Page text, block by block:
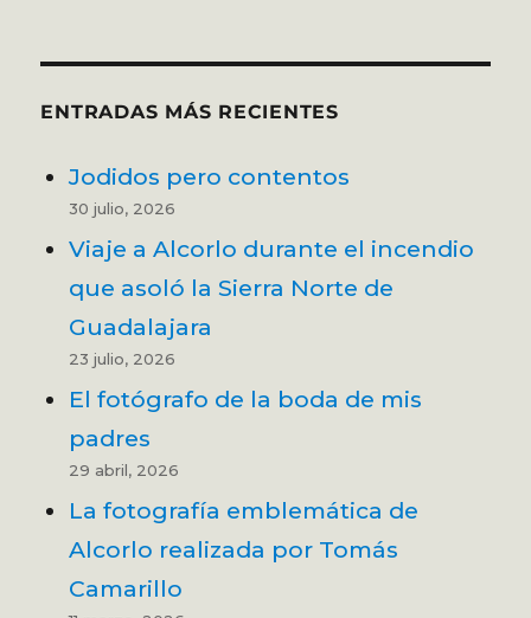
ENTRADAS MÁS RECIENTES
Jodidos pero contentos
30 julio, 2026
Viaje a Alcorlo durante el incendio
que asoló la Sierra Norte de
Guadalajara
23 julio, 2026
El fotógrafo de la boda de mis
padres
29 abril, 2026
La fotografía emblemática de
Alcorlo realizada por Tomás
Camarillo